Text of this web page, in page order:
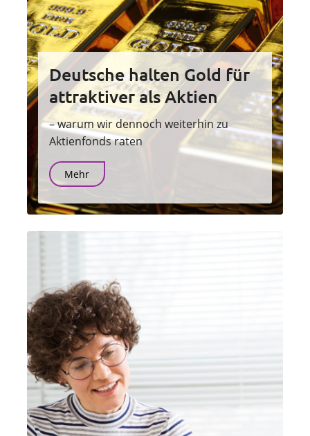
Deutsche halten Gold für
attraktiver als Aktien
– warum wir dennoch weiterhin zu
Aktienfonds raten
Mehr